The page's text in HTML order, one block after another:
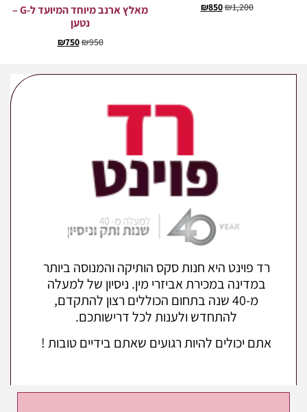
רד פוינט היא חנות סקס הותיקה והמנוסה ביותר
במדינה במכירת אביזרי מין. ניסיון של למעלה
מ-40 שנה בתחום הכוללים רצון להתקדם,
להתחדש ולענות לכל דרישותכם.
אתם יכולים להיות רגועים שאתם בידיים טובות !
₪1,200
₪850
מאלץ ארנב מיוחד המיועד ל-G –
נטען
₪950
₪750